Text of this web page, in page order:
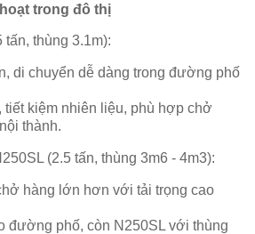
trong đô thị
tấn, thùng 3.1m):
di chuyển dễ dàng trong đường phố
kiệm nhiên liệu, phù hợp chở
thành.
(2.5 tấn, thùng 3m6 - 4m3):
hàng lớn hơn với tải trọng cao
đường phố, còn N250SL với thùng